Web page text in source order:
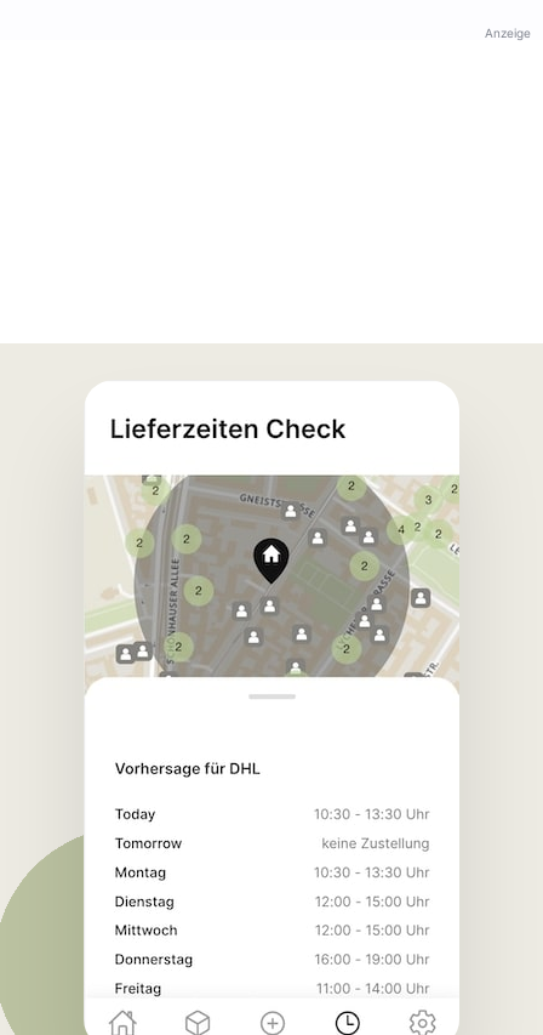
Anzeige